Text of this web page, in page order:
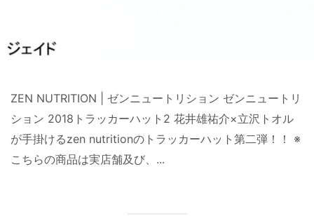
ZEN NUTRITION | ゼンニュートリション ゼンニュートリ
ション 2018トラッカーハット2 花井雄祐介×立沢トオル
が手掛けるzen nutritionのトラッカーハット第二弾！！ ※
こちらの商品は実店舗及び、...